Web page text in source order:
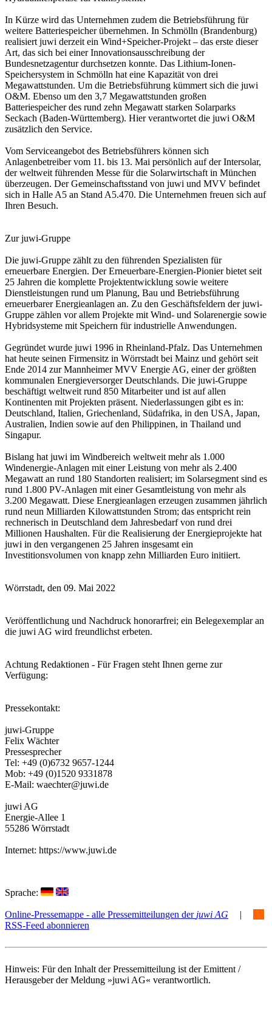
In Kürze wird das Unternehmen zudem die Betriebsführung für
weitere Batteriespeicher übernehmen. In Schmölln (Brandenburg)
realisiert juwi derzeit ein Wind+Speicher-Projekt – das erste dieser
Art, das sich bei einer Innovationsausschreibung der
Bundesnetzagentur durchsetzen konnte. Das Lithium-Ionen-
Speichersystem in Schmölln hat eine Kapazität von drei
Megawattstunden. Um die Betriebsführung kümmert sich die juwi
O&M. Ebenso um den 3,7 Megawattstunden großen
Batteriespeicher des rund zehn Megawatt starken Solarparks
Seckach (Baden-Württemberg). Hier verantwortet die juwi O&M
zusätzlich den Service.
Vom Serviceangebot des Betriebsführers können sich
Anlagenbetreiber vom 11. bis 13. Mai persönlich auf der Intersolar,
der weltweit führenden Messe für die Solarwirtschaft in München
überzeugen. Der Gemeinschaftsstand von juwi und MVV befindet
sich in Halle A5 an Stand A5.470. Die Unternehmen freuen sich auf
Ihren Besuch.
Zur juwi-Gruppe
Die juwi-Gruppe zählt zu den führenden Spezialisten für
erneuerbare Energien. Der Erneuerbare-Energien-Pionier bietet seit
25 Jahren die komplette Projektentwicklung sowie weitere
Dienstleistungen rund um Planung, Bau und Betriebsführung
erneuerbarer Energieanlagen an. Zu den Geschäftsfeldern der juwi-
Gruppe zählen vor allem Projekte mit Wind- und Solarenergie sowie
Hybridsysteme mit Speichern für industrielle Anwendungen.
Gegründet wurde juwi 1996 in Rheinland-Pfalz. Das Unternehmen
hat heute seinen Firmensitz in Wörrstadt bei Mainz und gehört seit
Ende 2014 zur Mannheimer MVV Energie AG, einer der größten
kommunalen Energieversorger Deutschlands. Die juwi-Gruppe
beschäftigt weltweit rund 850 Mitarbeiter und ist auf allen
Kontinenten mit Projekten präsent. Niederlassungen gibt es in:
Deutschland, Italien, Griechenland, Südafrika, in den USA, Japan,
Australien, Indien sowie auf den Philippinen, in Thailand und
Singapur.
Bislang hat juwi im Windbereich weltweit mehr als 1.000
Windenergie-Anlagen mit einer Leistung von mehr als 2.400
Megawatt an rund 180 Standorten realisiert; im Solarsegment sind es
rund 1.800 PV-Anlagen mit einer Gesamtleistung von mehr als
3.200 Megawatt. Diese Energieanlagen erzeugen zusammen jährlich
rund neun Milliarden Kilowattstunden Strom; das entspricht rein
rechnerisch in Deutschland dem Jahresbedarf von rund drei
Millionen Haushalten. Für die Realisierung der Energieprojekte hat
juwi in den vergangenen 25 Jahren insgesamt ein
Investitionsvolumen von knapp zehn Milliarden Euro initiiert.
Wörrstadt, den 09. Mai 2022
Veröffentlichung und Nachdruck honorarfrei; ein Belegexemplar an
die juwi AG wird freundlichst erbeten.
Achtung Redaktionen - Für Fragen steht Ihnen gerne zur
Verfügung:
Pressekontakt:
juwi-Gruppe
Felix Wächter
Pressesprecher
Tel: +49 (0)6732 9657-1244
Mob: +49 (0)1520 9331878
E-Mail: waechter@juwi.de
juwi AG
Energie-Allee 1
55286 Wörrstadt
Internet: https://www.juwi.de
Sprache:
Online-Pressemappe - alle Pressemitteilungen der juwi AG
|
RSS-Feed abonnieren
Hinweis: Für den Inhalt der Pressemitteilung ist der Emittent /
Herausgeber der Meldung »juwi AG« verantwortlich.